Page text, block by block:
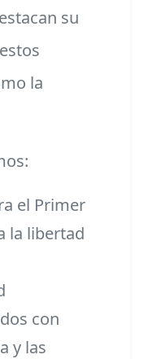
su
la
el Primer
la libertad
con
y las